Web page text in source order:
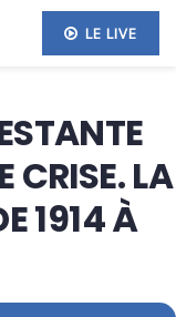
LE LIVE
CRISE. LA
1914 À